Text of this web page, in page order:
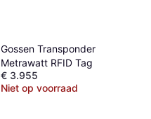
Gossen Transponder
Metrawatt RFID Tag
€ 3.955
Niet op voorraad